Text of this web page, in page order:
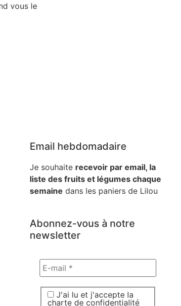
vous le
Email hebdomadaire
Je souhaite recevoir par email, la
liste des fruits et légumes chaque
semaine dans les paniers de Lilou
Abonnez-vous à notre
newsletter
J'ai lu et j'accepte la
charte de confidentialité